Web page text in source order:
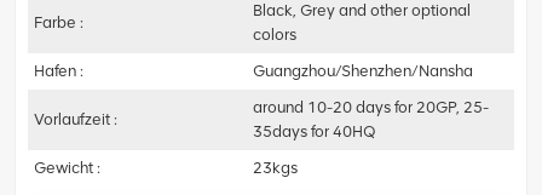
Farbe :
Black, Grey and other optional
colors
Hafen :
Guangzhou/Shenzhen/Nansha
Vorlaufzeit :
around 10-20 days for 20GP, 25-
35days for 40HQ
Gewicht :
23kgs